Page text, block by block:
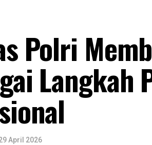
Polri
Langkah
April 2026